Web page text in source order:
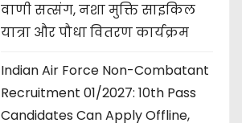
वाणी सत्संग, नशा मुक्ति साइकिल
यात्रा और पौधा वितरण कार्यक्रम
Indian Air Force Non-Combatant
Recruitment 01/2027: 10th Pass
Candidates Can Apply Offline,